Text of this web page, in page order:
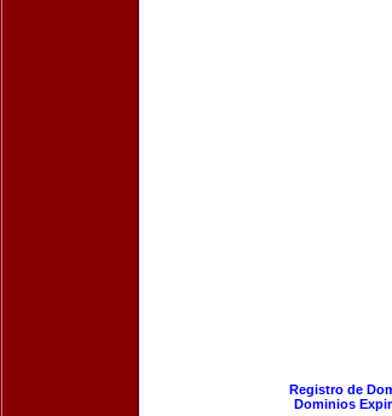
Registro de
Dominios